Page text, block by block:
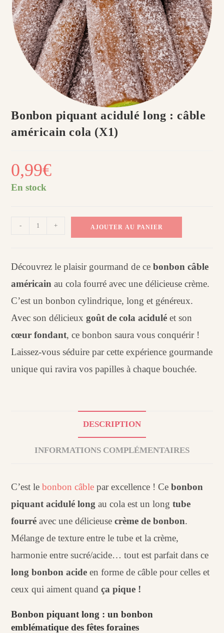
Bonbon piquant acidulé long : câble
américain cola (X1)
0,99€
En stock
acidulé
long
:
américain
cola
(X1)
- + AJOUTER AU PANIER
Découvrez le plaisir gourmand de cebonbon câble
américainau cola fourré avec une délicieuse crème.
C’est un bonbon cylindrique, long et généreux.
Avec son délicieuxgoût de cola acidulé et son
cœur fondant, ce bonbon saura vous conquérir !
Laissez-vous séduire par cette expérience gourmande
unique qui ravira vos papilles à chaque bouchée.
DESCRIPTION
INFORMATIONS COMPLÉMENTAIRES
C’est lebonbon câble par excellence ! Cebonbon
piquant acidulé long au cola est un longtube
fourré avec une délicieusecrème de bonbon.
Mélange de texture entre le tube et la crème,
harmonie entre sucré/acide… tout est parfait dans ce
long bonbon acideen forme de câble pour celles et
ceux qui aiment quand ça pique !
Bonbon piquant long : un bonbon
emblématique des fêtes foraines